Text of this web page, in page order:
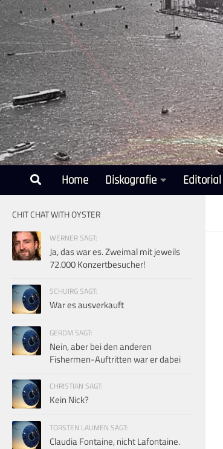
Unter dem Inhalt
Home Diskografie Editorial
CHIT CHAT WITH OYSTER
WERNER SAGT:
Ja, das war es. Zweimal mit jeweils
72.000 Konzertbesucher!
SCHUIRG SAGT:
War es ausverkauft
GERDM SAGT:
Nein, aber bei den anderen
Fishermen-Auftritten war er dabei
CHRISTIAN SAGT:
Kein Nick?
TORSTEN LAUMEN SAGT:
Claudia Fontaine, nicht Lafontaine.